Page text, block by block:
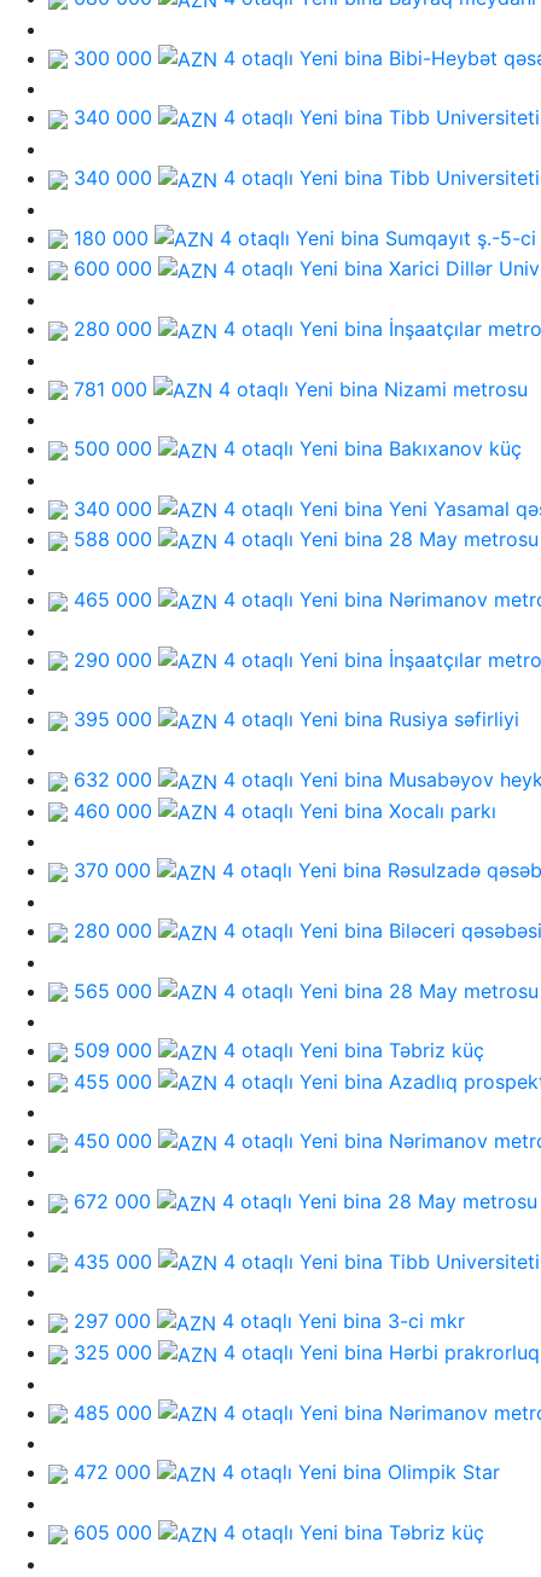
300 000 4 otaqlı Yeni bina Bibi-Heybət
340 000 4 otaqlı Yeni bina Tibb Universiteti
340 000 4 otaqlı Yeni bina Tibb Universiteti
180 000 4 otaqlı Yeni bina Sumqayıt ş.-5-
600 000
4 otaqlı Yeni bina Xarici Dillər
280 000 4 otaqlı Yeni bina İnşaatçılar
781 000 4 otaqlı Yeni bina Nizami metrosu
500 000 4 otaqlı Yeni bina Bakıxanov küç
340 000 4 otaqlı Yeni bina Yeni Yasamal
588 000
4 otaqlı Yeni bina 28 May metrosu
465 000 4 otaqlı Yeni bina Nərimanov
290 000 4 otaqlı Yeni bina İnşaatçılar
395 000 4 otaqlı Yeni bina Rusiya səfirliyi
632 000 4 otaqlı Yeni bina Musabəyov
460 000
4 otaqlı Yeni bina Xocalı parkı
370 000 4 otaqlı Yeni bina Rəsulzadə
280 000 4 otaqlı Yeni bina Biləceri qəsəbəsi
565 000 4 otaqlı Yeni bina 28 May metrosu
509 000 4 otaqlı Yeni bina Təbriz küç
455 000
4 otaqlı Yeni bina Azadlıq
450 000 4 otaqlı Yeni bina Nərimanov
672 000 4 otaqlı Yeni bina 28 May metrosu
435 000 4 otaqlı Yeni bina Tibb Universiteti
297 000 4 otaqlı Yeni bina 3-ci mkr
325 000
4 otaqlı Yeni bina Hərbi prakrorluq
485 000 4 otaqlı Yeni bina Nərimanov
472 000 4 otaqlı Yeni bina Olimpik Star
605 000 4 otaqlı Yeni bina Təbriz küç